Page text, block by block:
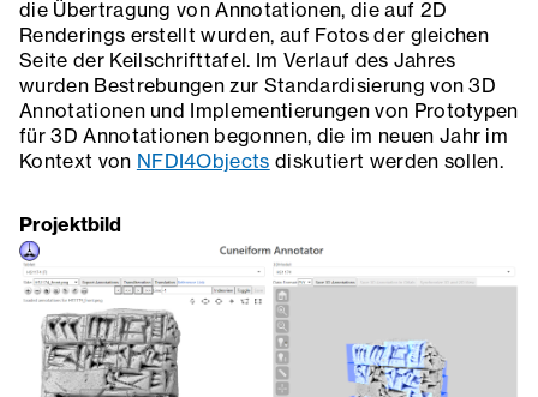
die Übertragung von Annotationen, die auf 2D
Renderings erstellt wurden, auf Fotos der gleichen
Seite der Keilschrifttafel. Im Verlauf des Jahres
wurden Bestrebungen zur Standardisierung von 3D
Annotationen und Implementierungen von Prototypen
für 3D Annotationen begonnen, die im neuen Jahr im
Kontext von NFDI4Objects diskutiert werden sollen.
Projektbild